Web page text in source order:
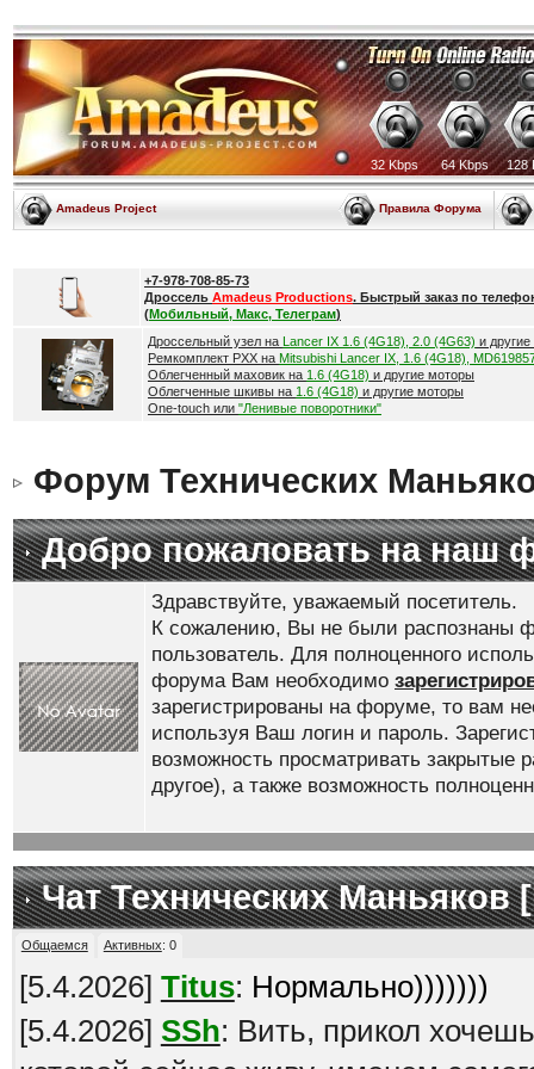
32 Kbps 64 Kbps 128
Amadeus Project Правила Форума
+7-978-708-85-73
Дроссель Amadeus Productions. Быстрый заказ по
(Мобильный, Макс, Телеграм)
Дроссельный узел на Lancer IX 1.6 (4G18), 2.0 (4G63) и
Ремкомплект РХХ на Mitsubishi Lancer IX, 1.6 (4G18),
Облегченный маховик на 1.6 (4G18) и другие моторы
Облегченные шкивы на 1.6 (4G18) и другие моторы
One-touch или "Ленивые поворотники"
Форум Технических
Добро пожаловать на наш
Здравствуйте, уважаемый посетитель.
К сожалению, Вы не были распознаны
пользователь. Для полноценного
форума Вам необходимо
зарегистрированы на форуме, то вам
используя Ваш логин и пароль.
возможность просматривать закрытые
другое), а также возможность
Чат Технических Маньяков [
Общаемся Активных: 0
[5.4.2026] Titus: Нормально)))))))
[5.4.2026] SSh: Вить, прикол